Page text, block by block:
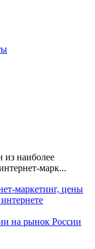
из наиболее
марк...
маркетинг, цены
на рынок России